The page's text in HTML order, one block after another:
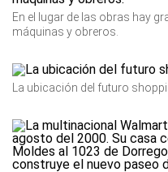
En el lugar de las obras hay
máquinas y obreros.
La ubicación del futuro